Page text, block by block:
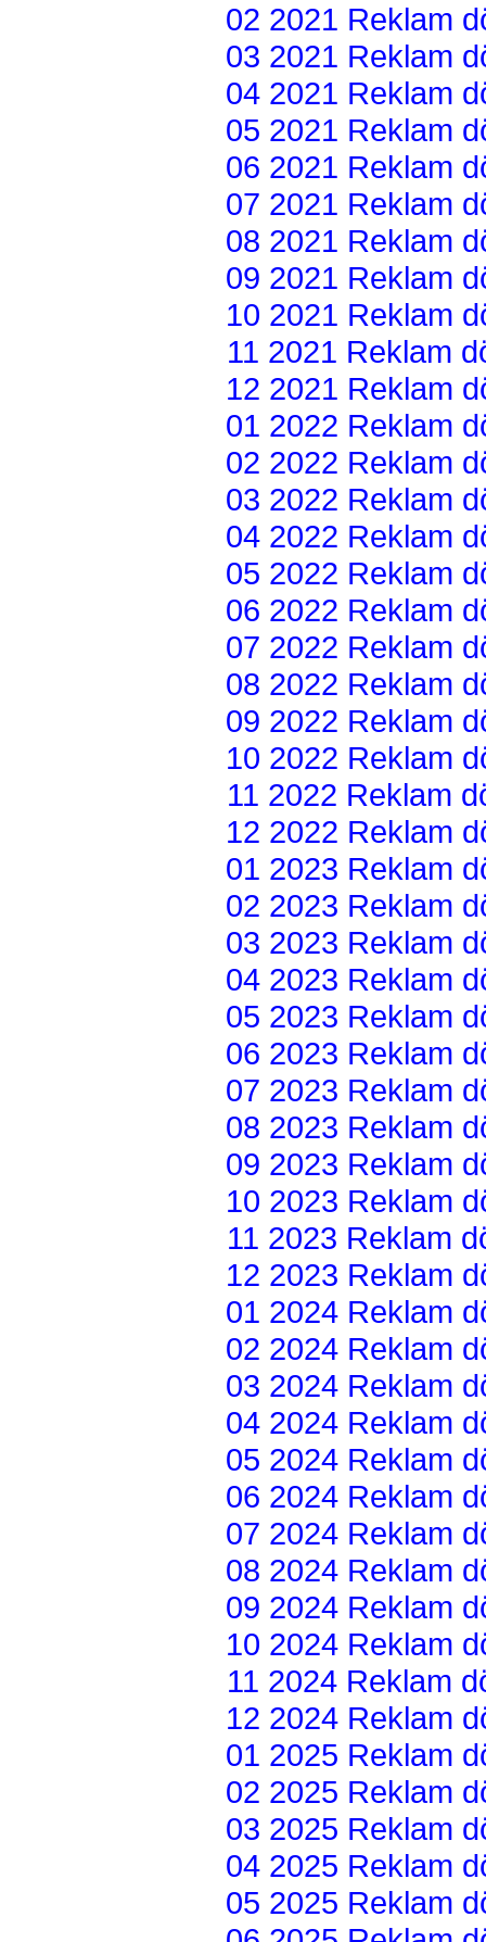
02 2021 Reklam
03 2021 Reklam
04 2021 Reklam
05 2021 Reklam
06 2021 Reklam
07 2021 Reklam
08 2021 Reklam
09 2021 Reklam
10 2021 Reklam
11 2021 Reklam
12 2021 Reklam
01 2022 Reklam
02 2022 Reklam
03 2022 Reklam
04 2022 Reklam
05 2022 Reklam
06 2022 Reklam
07 2022 Reklam
08 2022 Reklam
09 2022 Reklam
10 2022 Reklam
11 2022 Reklam
12 2022 Reklam
01 2023 Reklam
02 2023 Reklam
03 2023 Reklam
04 2023 Reklam
05 2023 Reklam
06 2023 Reklam
07 2023 Reklam
08 2023 Reklam
09 2023 Reklam
10 2023 Reklam
11 2023 Reklam
12 2023 Reklam
01 2024 Reklam
02 2024 Reklam
03 2024 Reklam
04 2024 Reklam
05 2024 Reklam
06 2024 Reklam
07 2024 Reklam
08 2024 Reklam
09 2024 Reklam
10 2024 Reklam
11 2024 Reklam
12 2024 Reklam
01 2025 Reklam
02 2025 Reklam
03 2025 Reklam
04 2025 Reklam
05 2025 Reklam